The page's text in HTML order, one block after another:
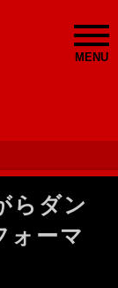
MENU
らダン
ォーマ